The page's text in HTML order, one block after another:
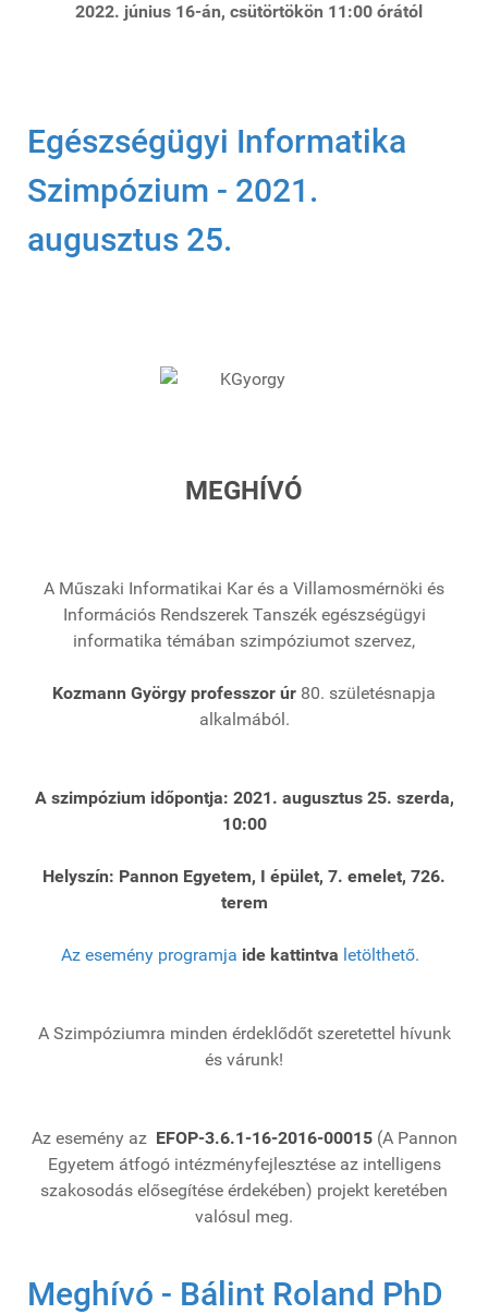
2022. június 16-án, csütörtökön 11:00 órától
Egészségügyi Informatika
Szimpózium - 2021.
augusztus 25.
MEGHÍVÓ
A Műszaki Informatikai Kar és a Villamosmérnöki és
Információs Rendszerek Tanszék egészségügyi
informatika témában szimpóziumot szervez,
Kozmann György professzor úr 80. születésnapja
alkalmából.
A szimpózium időpontja: 2021. augusztus 25. szerda,
10:00
Helyszín: Pannon Egyetem, I épület, 7. emelet, 726.
terem
Az esemény programja ide kattintva letölthető.
A Szimpóziumra minden érdeklődőt szeretettel hívunk
és várunk!
Az esemény az EFOP-3.6.1-16-2016-00015(A Pannon
Egyetem átfogó intézményfejlesztése az intelligens
szakosodás elősegítése érdekében) projekt keretében
valósul meg.
Meghívó - Bálint Roland PhD